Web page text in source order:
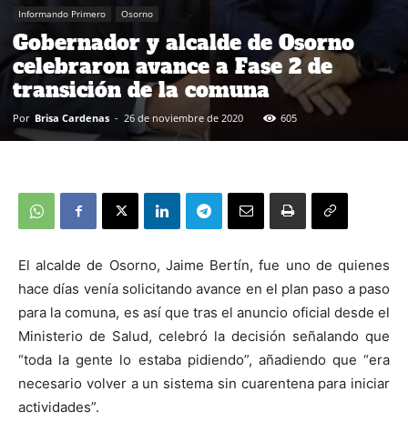
Informando Primero Osorno
Gobernador y alcalde de Osorno
celebraron avance a Fase 2 de
transición de la comuna
Por Brisa Cardenas - 26 de noviembre de 2020 605
El alcalde de Osorno, Jaime Bertín, fue uno de quienes
hace días venía solicitando avance en el plan paso a paso
para la comuna, es así que tras el anuncio oficial desde el
Ministerio de Salud, celebró la decisión señalando que
“toda la gente lo estaba pidiendo”, añadiendo que “era
necesario volver a un sistema sin cuarentena para iniciar
actividades”.